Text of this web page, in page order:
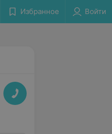
Избранное Войти